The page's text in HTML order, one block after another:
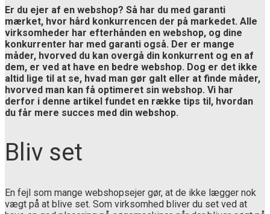
Er du ejer af en webshop? Så har du med garanti
mærket, hvor hård konkurrencen der på markedet. Alle
virksomheder har efterhånden en webshop, og dine
konkurrenter har med garanti også. Der er mange
måder, hvorved du kan overgå din konkurrent og en af
dem, er ved at have en bedre webshop. Dog er det ikke
altid lige til at se, hvad man gør galt eller at finde måder,
hvorved man kan få optimeret sin webshop. Vi har
derfor i denne artikel fundet en række tips til, hvordan
du får mere succes med din webshop.
Bliv set
En fejl som mange webshopsejer gør, at de ikke lægger nok
vægt på at blive set. Som virksomhed bliver du set ved at